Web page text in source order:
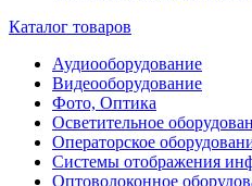
Каталог товаров
Аудиооборудование
Видеооборудование
Фото, Оптика
Осветительное
Операторское
Системы отображения
Оптоволоконное